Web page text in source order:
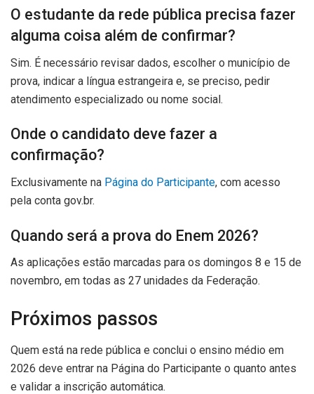
O estudante da rede pública precisa fazer
alguma coisa além de confirmar?
Sim. É necessário revisar dados, escolher o município de
prova, indicar a língua estrangeira e, se preciso, pedir
atendimento especializado ou nome social.
Onde o candidato deve fazer a
confirmação?
Exclusivamente na Página do Participante, com acesso
pela conta gov.br.
Quando será a prova do Enem 2026?
As aplicações estão marcadas para os domingos 8 e 15 de
novembro, em todas as 27 unidades da Federação.
Próximos passos
Quem está na rede pública e conclui o ensino médio em
2026 deve entrar na Página do Participante o quanto antes
e validar a inscrição automática.